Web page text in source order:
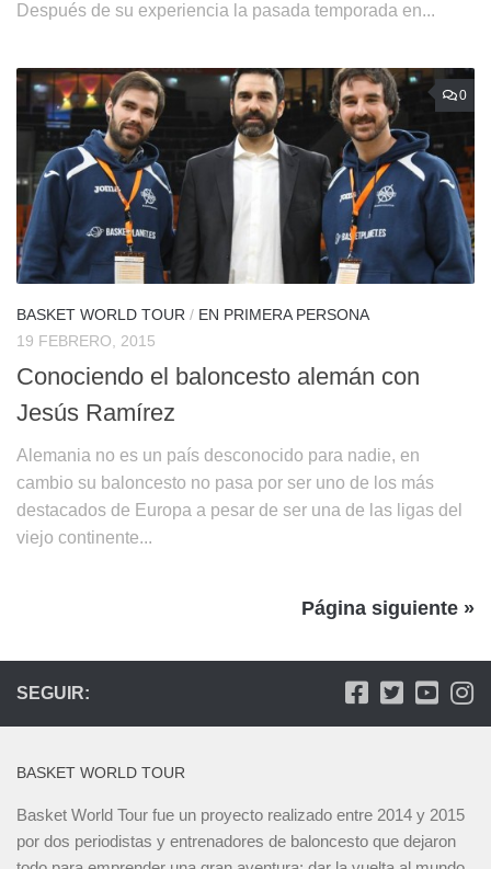
Después de su experiencia la pasada temporada en...
0
BASKET WORLD TOUR / EN PRIMERA PERSONA
19 FEBRERO, 2015
Conociendo el baloncesto alemán con
Jesús Ramírez
Alemania no es un país desconocido para nadie, en
cambio su baloncesto no pasa por ser uno de los más
destacados de Europa a pesar de ser una de las ligas del
viejo continente...
Página siguiente »
SEGUIR:
BASKET WORLD TOUR
Basket World Tour fue un proyecto realizado entre 2014 y 2015
por dos periodistas y entrenadores de baloncesto que dejaron